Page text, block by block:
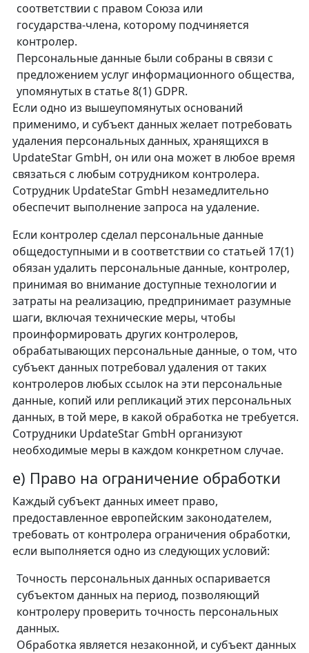
соответствии с правом Союза или
государства‑члена, которому подчиняется
контролер.
Персональные данные были собраны в связи с
предложением услуг информационного общества,
упомянутых в статье 8(1) GDPR.
Если одно из вышеупомянутых оснований
применимо, и субъект данных желает потребовать
удаления персональных данных, хранящихся в
UpdateStar GmbH, он или она может в любое время
связаться с любым сотрудником контролера.
Сотрудник UpdateStar GmbH незамедлительно
обеспечит выполнение запроса на удаление.
Если контролер сделал персональные данные
общедоступными и в соответствии со статьей 17(1)
обязан удалить персональные данные, контролер,
принимая во внимание доступные технологии и
затраты на реализацию, предпринимает разумные
шаги, включая технические меры, чтобы
проинформировать других контролеров,
обрабатывающих персональные данные, о том, что
субъект данных потребовал удаления от таких
контролеров любых ссылок на эти персональные
данные, копий или репликаций этих персональных
данных, в той мере, в какой обработка не требуется.
Сотрудники UpdateStar GmbH организуют
необходимые меры в каждом конкретном случае.
e) Право на ограничение обработки
Каждый субъект данных имеет право,
предоставленное европейским законодателем,
требовать от контролера ограничения обработки,
если выполняется одно из следующих условий:
Точность персональных данных оспаривается
субъектом данных на период, позволяющий
контролеру проверить точность персональных
данных.
Обработка является незаконной, и субъект данных